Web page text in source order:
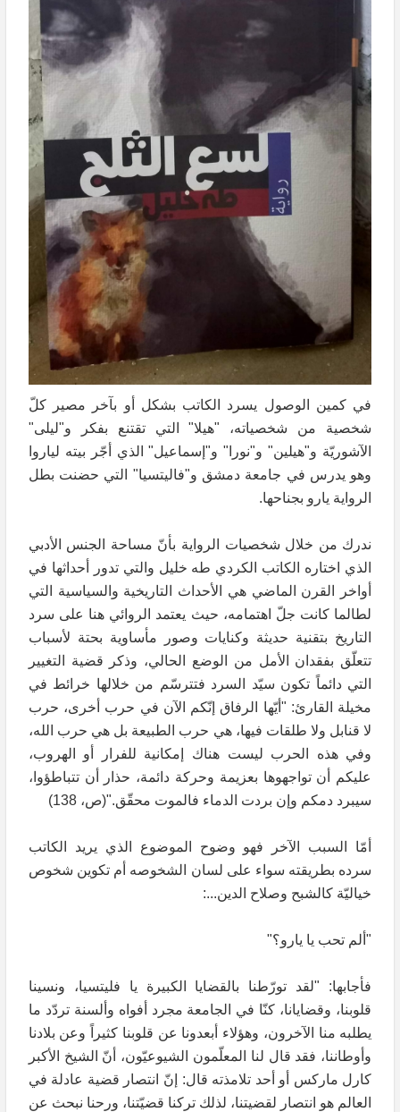
في كمين الوصول يسرد الكاتب بشكل أو بآخر مصير كلّ
شخصية من شخصياته، "هيلا" التي تقتنع بفكر و"ليلى"
الآشوريّة و"هيلين" و"نورا" و"إسماعيل" الذي أجّر بيته لياروا
وهو يدرس في جامعة دمشق و"فاليتسيا" التي حضنت بطل
الرواية يارو بجناحها.
ندرك من خلال شخصيات الرواية بأنّ مساحة الجنس الأدبي
الذي اختاره الكاتب الكردي طه خليل والتي تدور أحداثها في
أواخر القرن الماضي هي الأحداث التاريخية والسياسية التي
لطالما كانت جلّ اهتمامه، حيث يعتمد الروائي هنا على سرد
التاريخ بتقنية حديثة وكنايات وصور مأساوية بحتة لأسباب
تتعلّق بفقدان الأمل من الوضع الحالي، وذكر قضية التغيير
التي دائماً تكون سيّد السرد فتترسّم من خلالها خرائط في
مخيلة القارئ: "أيّها الرفاق إنّكم الآن في حرب أخرى، حرب
لا قنابل ولا طلقات فيها، هي حرب الطبيعة بل هي حرب الله،
وفي هذه الحرب ليست هناك إمكانية للفرار أو الهروب،
عليكم أن تواجهوها بعزيمة وحركة دائمة، حذار أن تتباطؤوا،
سيبرد دمكم وإن بردت الدماء فالموت محقّق."(ص، 138)
أمّا السبب الآخر فهو وضوح الموضوع الذي يريد الكاتب
سرده بطريقته سواء على لسان الشخوصه أم تكوين شخوص
خياليّة كالشبح وصلاح الدين...:
"ألم تحب يا يارو؟"
فأجابها: "لقد تورّطنا بالقضايا الكبيرة يا فليتسيا، ونسينا
قلوبنا، وقضايانا، كنّا في الجامعة مجرد أفواه وألسنة تردّد ما
يطلبه منا الآخرون، وهؤلاء أبعدونا عن قلوبنا كثيراً وعن بلادنا
وأوطاننا، فقد قال لنا المعلّمون الشيوعيّون، أنّ الشيخ الأكبر
كارل ماركس أو أحد تلامذته قال: إنّ انتصار قضية عادلة في
العالم هو انتصار لقضيتنا، لذلك تركنا قضيّتنا، ورحنا نبحث عن